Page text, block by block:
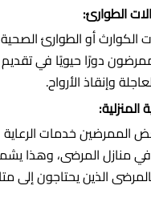
الطوارئ:
الكوارث أو الطوارئ
دورًا حيويًا في تقديم
وإنقاذ الأرواح.
المنزلية:
الممرضين خدمات الرعاية
منازل المرضى، وهذا
الذين يحتاجون إلى